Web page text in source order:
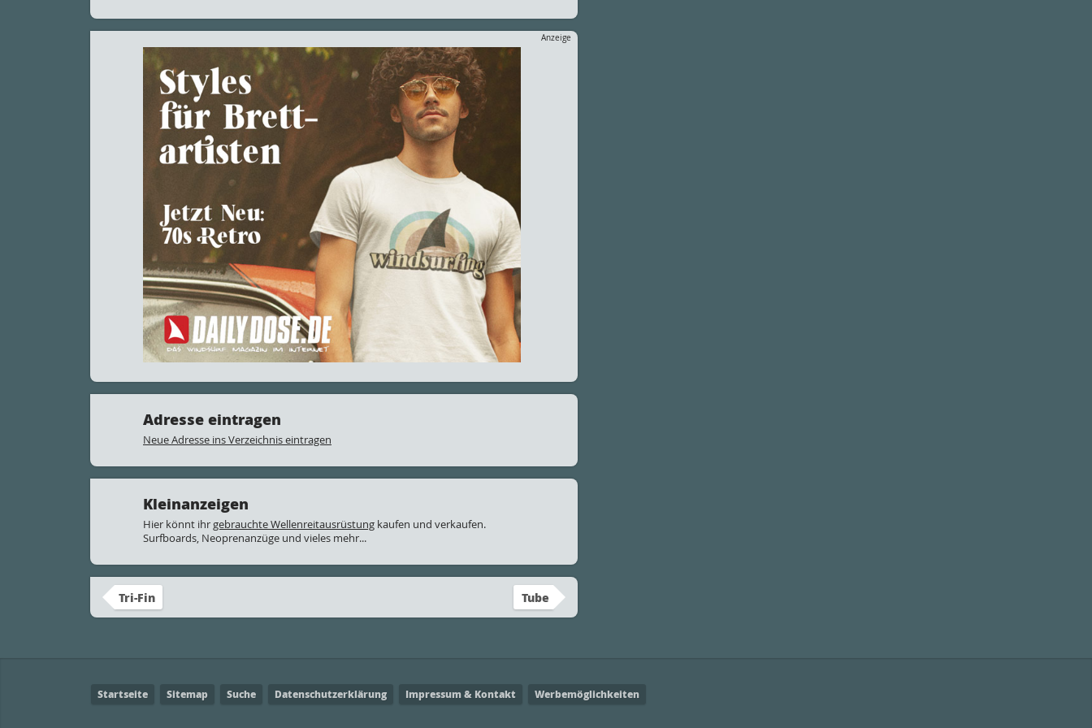
Anzeige
Adresse eintragen
Neue Adresse ins Verzeichnis eintragen
Kleinanzeigen
Hier könnt ihrgebrauchte Wellenreitausrüstung kaufen und verkaufen.
Surfboards, Neoprenanzüge und vieles mehr...
Tri-Fin Tube
Startseite Sitemap Suche Datenschutzerklärung Impressum & Kontakt Werbemöglichkeiten